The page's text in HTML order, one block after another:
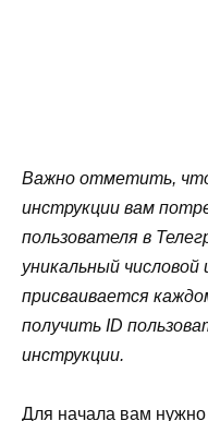
Важно отметить, что
инструкции вам
пользователя в
уникальный
присваивается
получить ID
инструкции.
Для начала вам нужно